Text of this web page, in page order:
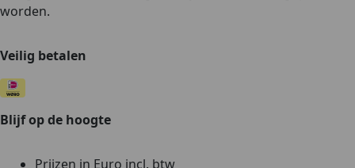
worden.
Veilig betalen
Blijf op de hoogte
Prijzen in Euro incl. btw